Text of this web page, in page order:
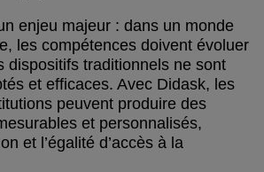
enjeu majeur : dans un monde
les compétences doivent évoluer
dispositifs traditionnels ne sont
et efficaces. Avec Didask, les
peuvent produire des
et personnalisés,
et l’égalité d’accès à la